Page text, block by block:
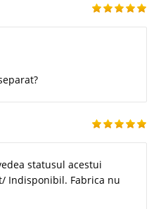
statusul acestui
Indisponibil. Fabrica nu